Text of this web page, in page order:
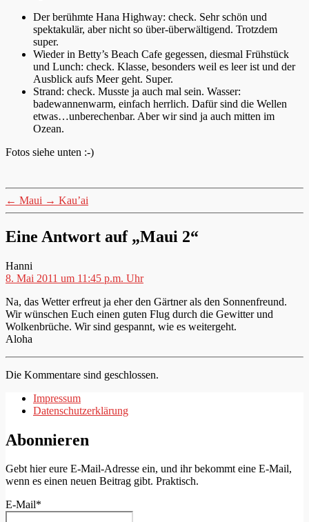
Der berühmte Hana Highway: check. Sehr schön und
spektakulär, aber nicht so über-überwältigend. Trotzdem
super.
Wieder in Betty’s Beach Cafe gegessen, diesmal Frühstück
und Lunch: check. Klasse, besonders weil es leer ist und der
Ausblick aufs Meer geht. Super.
Strand: check. Musste ja auch mal sein. Wasser:
badewannenwarm, einfach herrlich. Dafür sind die Wellen
etwas…unberechenbar. Aber wir sind ja auch mitten im
Ozean.
Fotos siehe unten :-)
← Maui → Kau’ai
Eine Antwort auf „Maui 2“
Hanni
8. Mai 2011 um 11:45 p.m. Uhr
Na, das Wetter erfreut ja eher den Gärtner als den Sonnenfreund.
Wir wünschen Euch einen guten Flug durch die Gewitter und
Wolkenbrüche. Wir sind gespannt, wie es weitergeht.
Aloha
Die Kommentare sind geschlossen.
Impressum
Datenschutzerklärung
Abonnieren
Gebt hier eure E-Mail-Adresse ein, und ihr bekommt eine E-Mail,
wenn es einen neuen Beitrag gibt. Praktisch.
E-Mail*